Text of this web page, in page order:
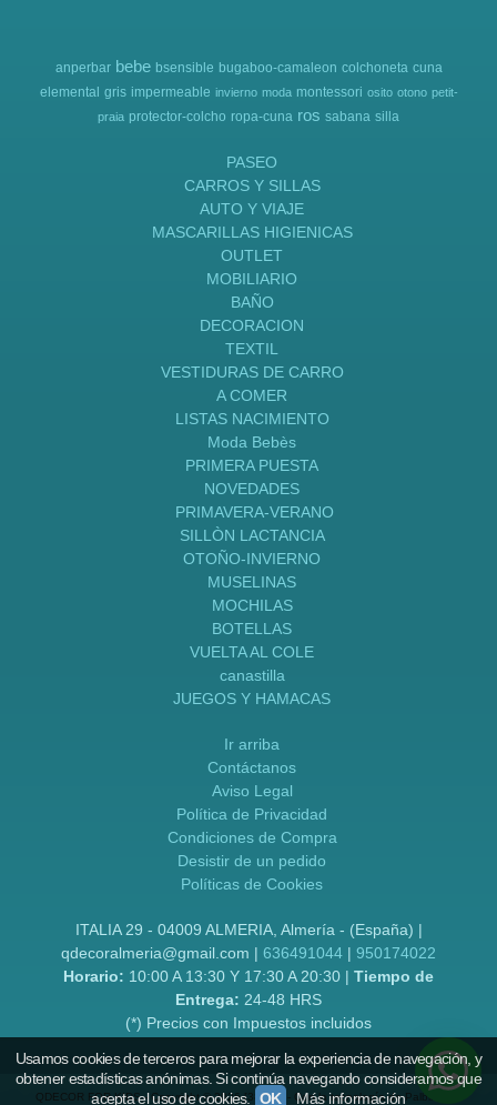
anperbar bebe bsensible bugaboo-camaleon colchoneta cuna
elemental gris impermeable invierno moda montessori osito otono petit-
praia protector-colcho ropa-cuna ros sabana silla
PASEO
CARROS Y SILLAS
AUTO Y VIAJE
MASCARILLAS HIGIENICAS
OUTLET
MOBILIARIO
BAÑO
DECORACION
TEXTIL
VESTIDURAS DE CARRO
A COMER
LISTAS NACIMIENTO
Moda Bebès
PRIMERA PUESTA
NOVEDADES
PRIMAVERA-VERANO
SILLÒN LACTANCIA
OTOÑO-INVIERNO
MUSELINAS
MOCHILAS
BOTELLAS
VUELTA AL COLE
canastilla
JUEGOS Y HAMACAS
Ir arriba
Contáctanos
Aviso Legal
Política de Privacidad
Condiciones de Compra
Desistir de un pedido
Políticas de Cookies
ITALIA 29 - 04009 ALMERIA, Almería - (España) |
qdecoralmeria@gmail.com | 636491044 | 950174022
Horario: 10:00 A 13:30 Y 17:30 A 20:30 | Tiempo de
Entrega: 24-48 HRS
(*) Precios con Impuestos incluidos
QDECOR FOR KIDS- Copyright © 2026 [38760] - Con la tecnología de Palbin.com
Usamos cookies de terceros para mejorar la experiencia de navegación, y
obtener estadísticas anónimas. Si continúa navegando consideramos que
acepta el uso de cookies.
OK Más información